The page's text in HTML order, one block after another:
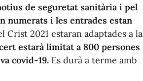
de seguretat sanitària i pel
numerats i les entrades estan
Crist 2021 estaran adaptades a la
estarà limitat a 800 persones
covid-19. Es durà a terme amb